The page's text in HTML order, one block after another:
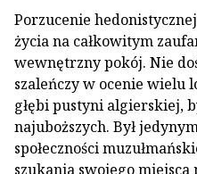
Porzucenie
życia na całkowitym
wewnętrzny pokój. Nie
szaleńczy w ocenie wielu
głębi pustyni algierskiej,
najuboższych. Był
społeczności
szukania swojego